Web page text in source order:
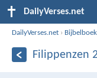
DailyVerses.net
DailyVerses.net ›
Filippenzen